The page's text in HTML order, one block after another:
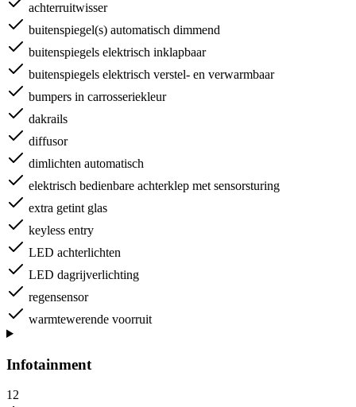
achterruitwisser
buitenspiegel(s) automatisch dimmend
buitenspiegels elektrisch inklapbaar
buitenspiegels elektrisch verstel- en verwarmbaar
bumpers in carrosseriekleur
dakrails
diffusor
dimlichten automatisch
elektrisch bedienbare achterklep met sensorsturing
extra getint glas
keyless entry
LED achterlichten
LED dagrijverlichting
regensensor
warmtewerende voorruit
Infotainment
12